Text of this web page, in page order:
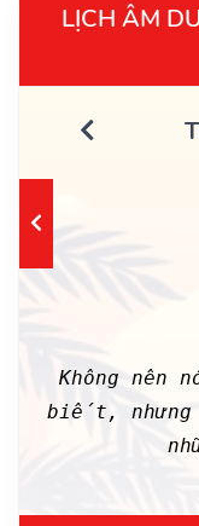
LỊCH ÂM
Không
biết,